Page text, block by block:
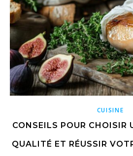
CUISINE
CONSEILS POUR CHOISIR
QUALITÉ ET RÉUSSIR